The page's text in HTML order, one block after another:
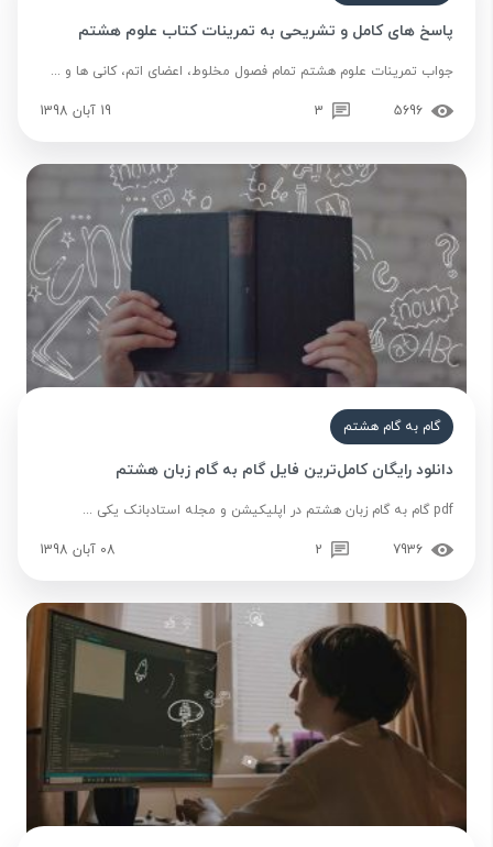
پاسخ های کامل و تشریحی به تمرینات کتاب علوم هشتم
جواب تمرینات علوم هشتم تمام فصول مخلوط، اعضای اتم، کانی ها و ...
5696
3 19 آبان 1398
گام به گام هشتم
دانلود رایگان کامل‌ترین فایل گام به گام زبان هشتم
pdf گام به گام زبان هشتم در اپلیکیشن و مجله استادبانک یکی ...
7936
2 08 آبان 1398